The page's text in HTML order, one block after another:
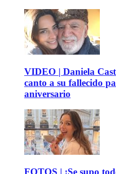
VIDEO | Daniela
canto a su fallecido
aniversario
FOTOS | ¡Se supo